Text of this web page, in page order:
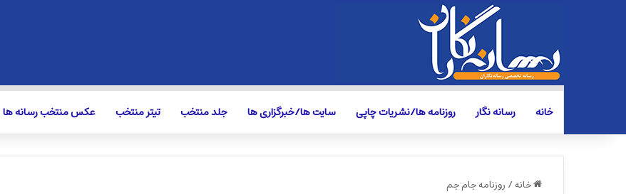
خانه رسانه نگار روزنامه ها/نشریات چاپی سایت ها/خبرگزاری ها جلد منتخب تیتر منتخب عکس منتخب رسانه ها
خانه/ روزنامه جام جم